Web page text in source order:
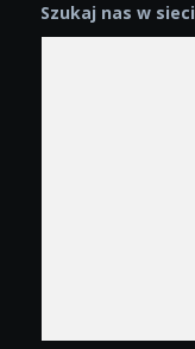
Szukaj nas w sieci